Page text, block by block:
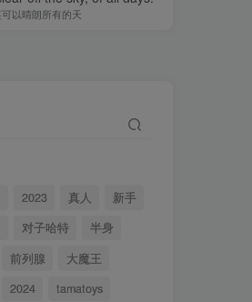
以晴朗所有的天
2023 真人
新手
对子哈特
半身
前列腺
大魔王
2024
tamatoys